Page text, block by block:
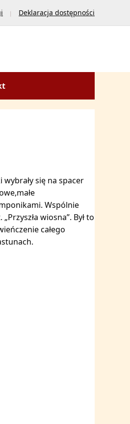
Deklaracja dostępności
się na spacer
Wspólnie
wiosna”. Był to
całego